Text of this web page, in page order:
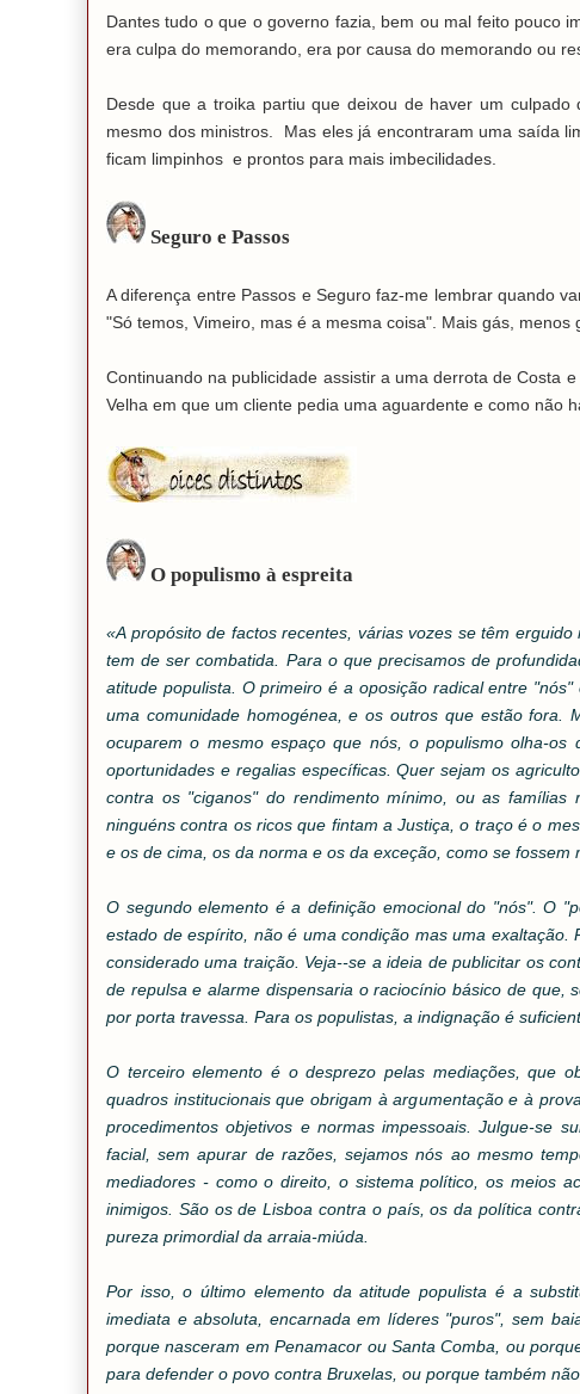
Dantes tudo o que o governo fazia, bem ou mal feito pouco
era culpa do memorando, era por causa do memorando ou
Desde que a troika partiu que deixou de haver um
mesmo dos ministros. Mas eles já encontraram uma saída
ficam limpinhos e prontos para mais imbecilidades.
Seguro e Passos
A diferença entre Passos e Seguro faz-me lembrar quando
"Só temos, Vimeiro, mas é a mesma coisa". Mais gás,
Continuando na publicidade assistir a uma derrota de Costa
Velha em que um cliente pedia uma aguardente e como não
O populismo à espreita
«A propósito de factos recentes, várias vozes se têm
tem de ser combatida. Para o que precisamos de
atitude populista. O primeiro é a oposição radical entre
uma comunidade homogénea, e os outros que estão
ocuparem o mesmo espaço que nós, o populismo olha-
oportunidades e regalias específicas. Quer sejam os
contra os "ciganos" do rendimento mínimo, ou as
ninguéns contra os ricos que fintam a Justiça, o traço é o
e os de cima, os da norma e os da exceção, como se fossem
O segundo elemento é a definição emocional do "nós". O
estado de espírito, não é uma condição mas uma
considerado uma traição. Veja--se a ideia de publicitar os
de repulsa e alarme dispensaria o raciocínio básico de que,
por porta travessa. Para os populistas, a indignação é
O terceiro elemento é o desprezo pelas mediações, que
quadros institucionais que obrigam à argumentação e à
procedimentos objetivos e normas impessoais. Julgue-se
facial, sem apurar de razões, sejamos nós ao mesmo
mediadores - como o direito, o sistema político, os meios
inimigos. São os de Lisboa contra o país, os da política
pureza primordial da arraia-miúda.
Por isso, o último elemento da atitude populista é a
imediata e absoluta, encarnada em líderes "puros", sem
porque nasceram em Penamacor ou Santa Comba, ou
para defender o povo contra Bruxelas, ou porque também